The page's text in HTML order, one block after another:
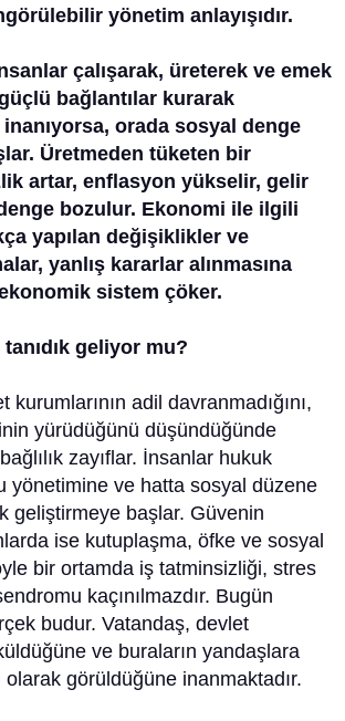
yönetim anlayışıdır.
çalışarak, üreterek ve emek
bağlantılar kurarak
orada sosyal denge
Üretmeden tüketen bir
artar, enflasyon yükselir, gelir
denge bozulur. Ekonomi ile ilgili
yapılan değişiklikler ve
yanlış kararlar alınmasına
sistem çöker.
geliyor mu?
kurumlarının adil davranmadığını,
yürüdüğünü düşündüğünde
zayıflar. İnsanlar hukuk
yönetimine ve hatta sosyal düzene
geliştirmeye başlar. Güvenin
ise kutuplaşma, öfke ve sosyal
bir ortamda iş tatminsizliği, stres
kaçınılmazdır. Bugün
budur. Vatandaş, devlet
ve buraların yandaşlara
olarak görüldüğüne inanmaktadır.